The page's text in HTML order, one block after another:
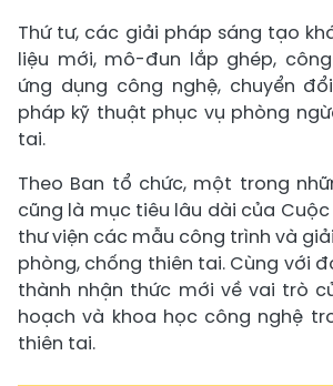
Thứ tư, các giải pháp sáng tạo
liệu mới, mô-đun lắp ghép,
ứng dụng công nghệ, chuyển
pháp kỹ thuật phục vụ phòng
tai.
Theo Ban tổ chức, một trong
cũng là mục tiêu lâu dài của
thư viện các mẫu công trình và
phòng, chống thiên tai. Cùng với
thành nhận thức mới về vai trò
hoạch và khoa học công nghệ
thiên tai.